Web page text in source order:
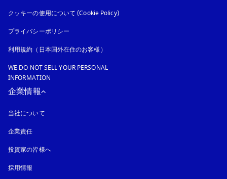
クッキーの使用について (Cookie Policy)新しいタブに表示されます
プライバシーポリシー
利用規約（日本国外在住のお客様）
WE DO NOT SELL YOUR PERSONAL
INFORMATION
企業情報
当社について
企業責任
投資家の皆様へ
採用情報